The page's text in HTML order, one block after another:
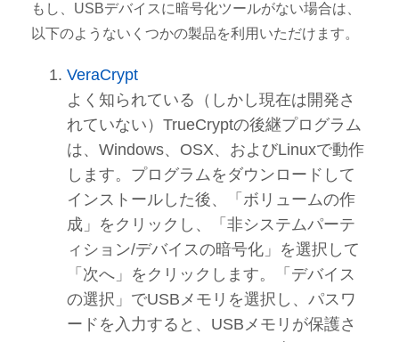
もし、USBデバイスに暗号化ツールがない場合は、
以下のようないくつかの製品を利用いただけます。
VeraCrypt
よく知られている（しかし現在は開発さ
れていない）TrueCryptの後継プログラム
は、Windows、OSX、およびLinuxで動作
します。プログラムをダウンロードして
インストールした後、「ボリュームの作
成」をクリックし、「非システムパーテ
ィション/デバイスの暗号化」を選択して
「次へ」をクリックします。「デバイス
の選択」でUSBメモリを選択し、パスワ
ードを入力すると、USBメモリが保護さ